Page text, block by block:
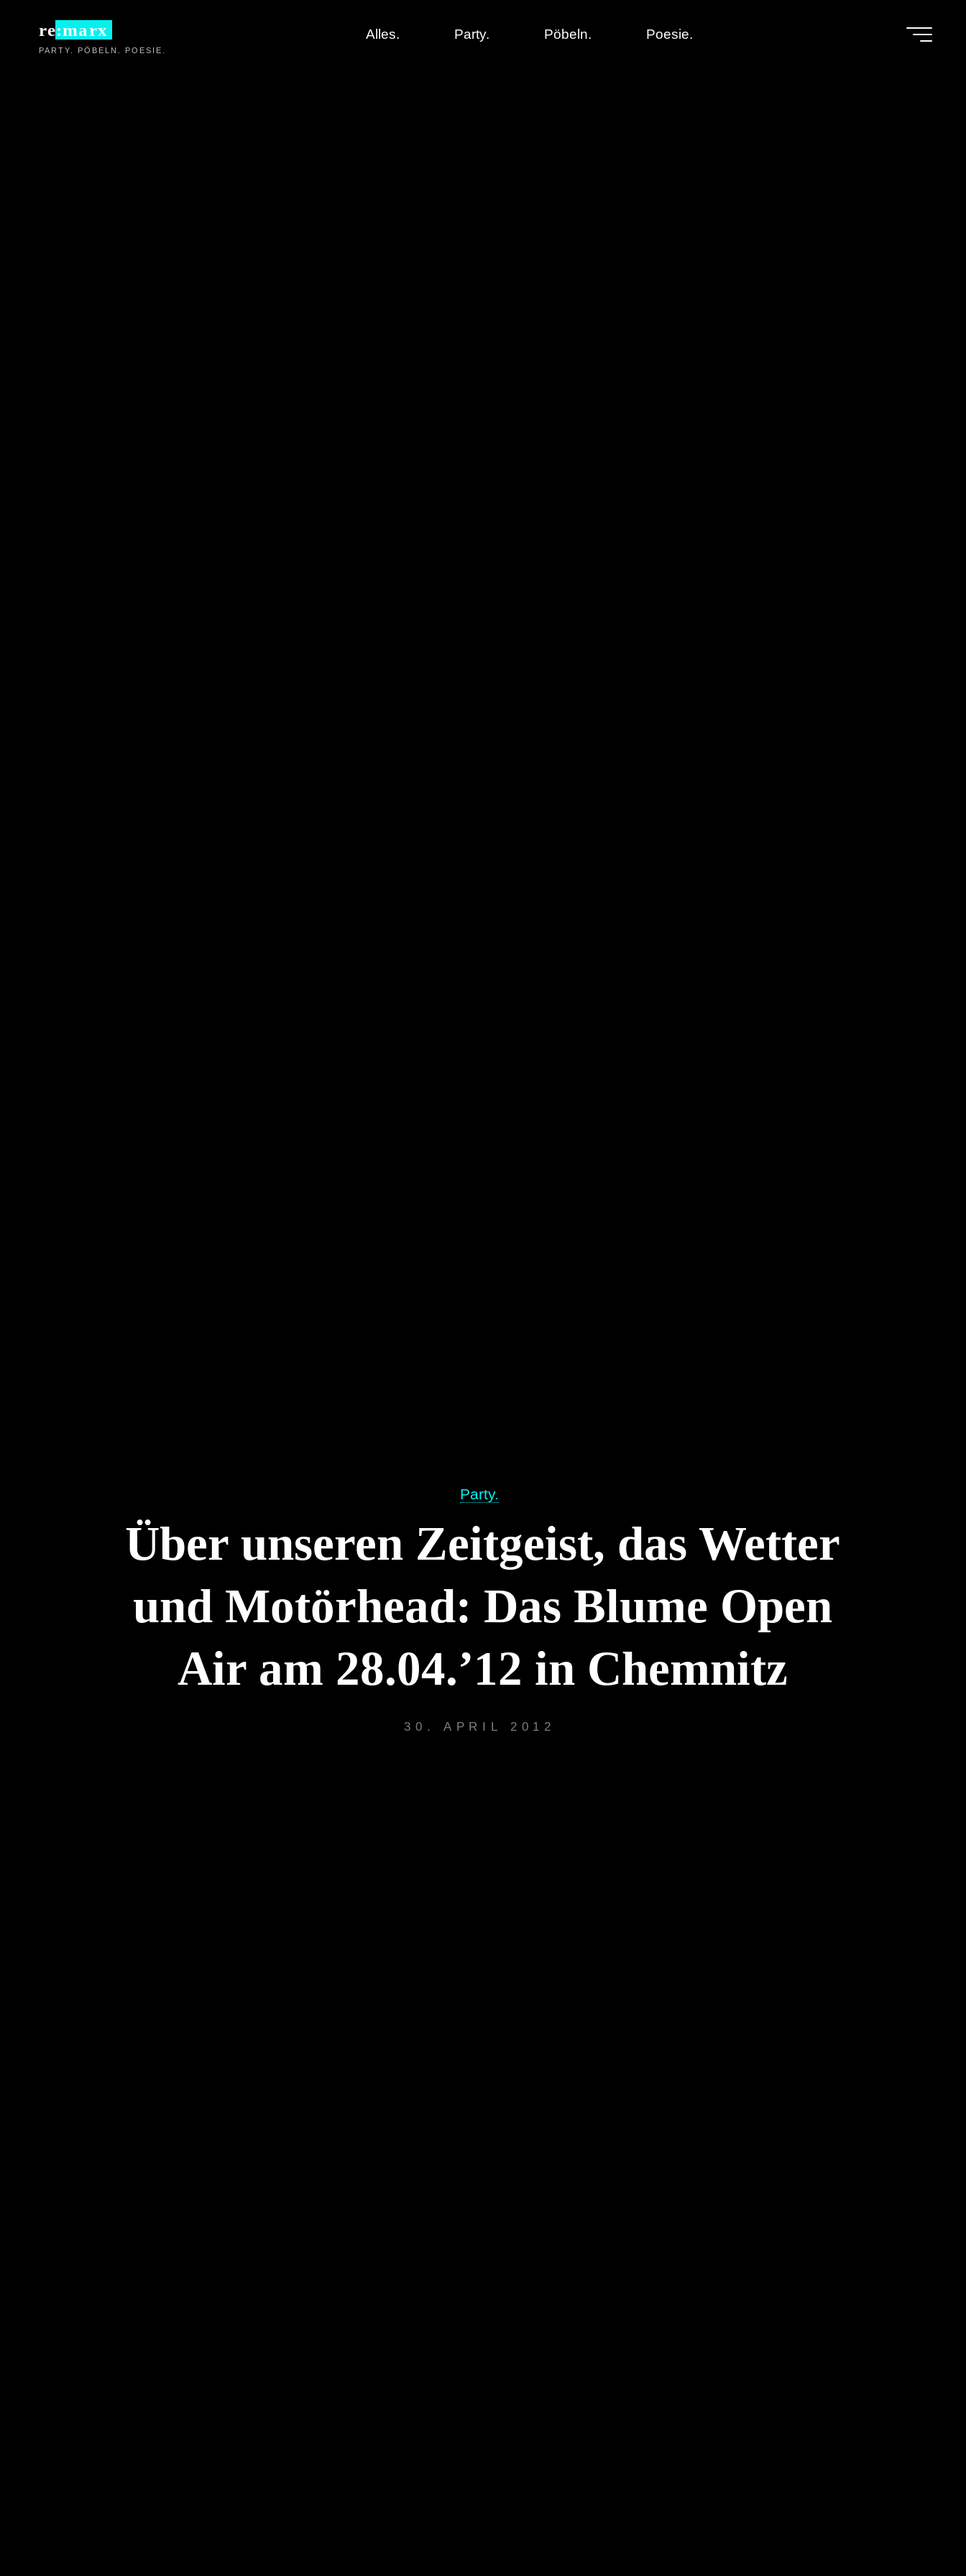
re:marx
PARTY. PÖBELN. POESIE.
Alles. Party. Pöbeln. Poesie.
Party.
Über unseren Zeitgeist, das Wetter
und Motörhead: Das Blume Open
Air am 28.04.’12 in Chemnitz
30. APRIL 2012